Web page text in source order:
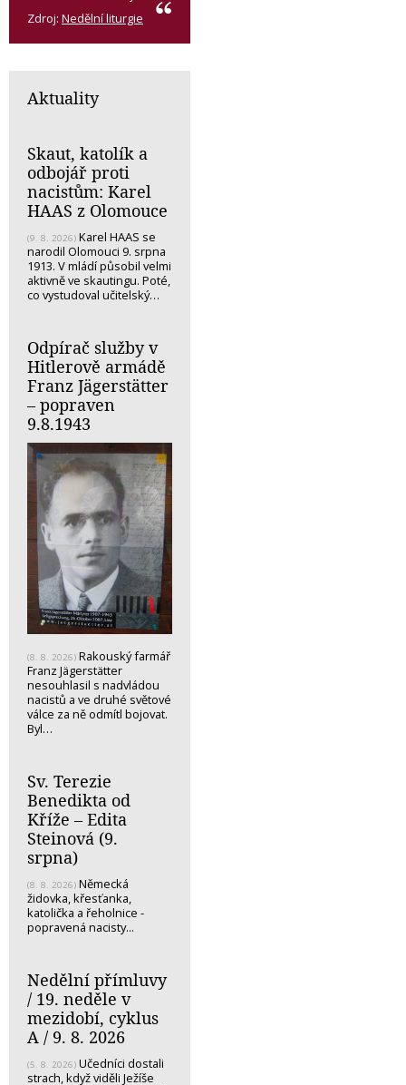
Zdroj: Nedělní liturgie
Aktuality
Skaut, katolík a
odbojář proti
nacistům: Karel
HAAS z Olomouce
(9. 8. 2026) Karel HAAS se
narodil Olomouci 9. srpna
1913. V mládí působil velmi
aktivně ve skautingu. Poté,
co vystudoval učitelský…
Odpírač služby v
Hitlerově armádě
Franz Jägerstätter
– popraven
9.8.1943
(8. 8. 2026) Rakouský farmář
Franz Jägerstätter
nesouhlasil s nadvládou
nacistů a ve druhé světové
válce za ně odmítl bojovat.
Byl…
Sv. Terezie
Benedikta od
Kříže – Edita
Steinová (9.
srpna)
(8. 8. 2026) Německá
židovka, křesťanka,
katolička a řeholnice -
popravená nacisty...
Nedělní přímluvy
/ 19. neděle v
mezidobí, cyklus
A / 9. 8. 2026
(5. 8. 2026) Učedníci dostali
strach, když viděli Ježíše